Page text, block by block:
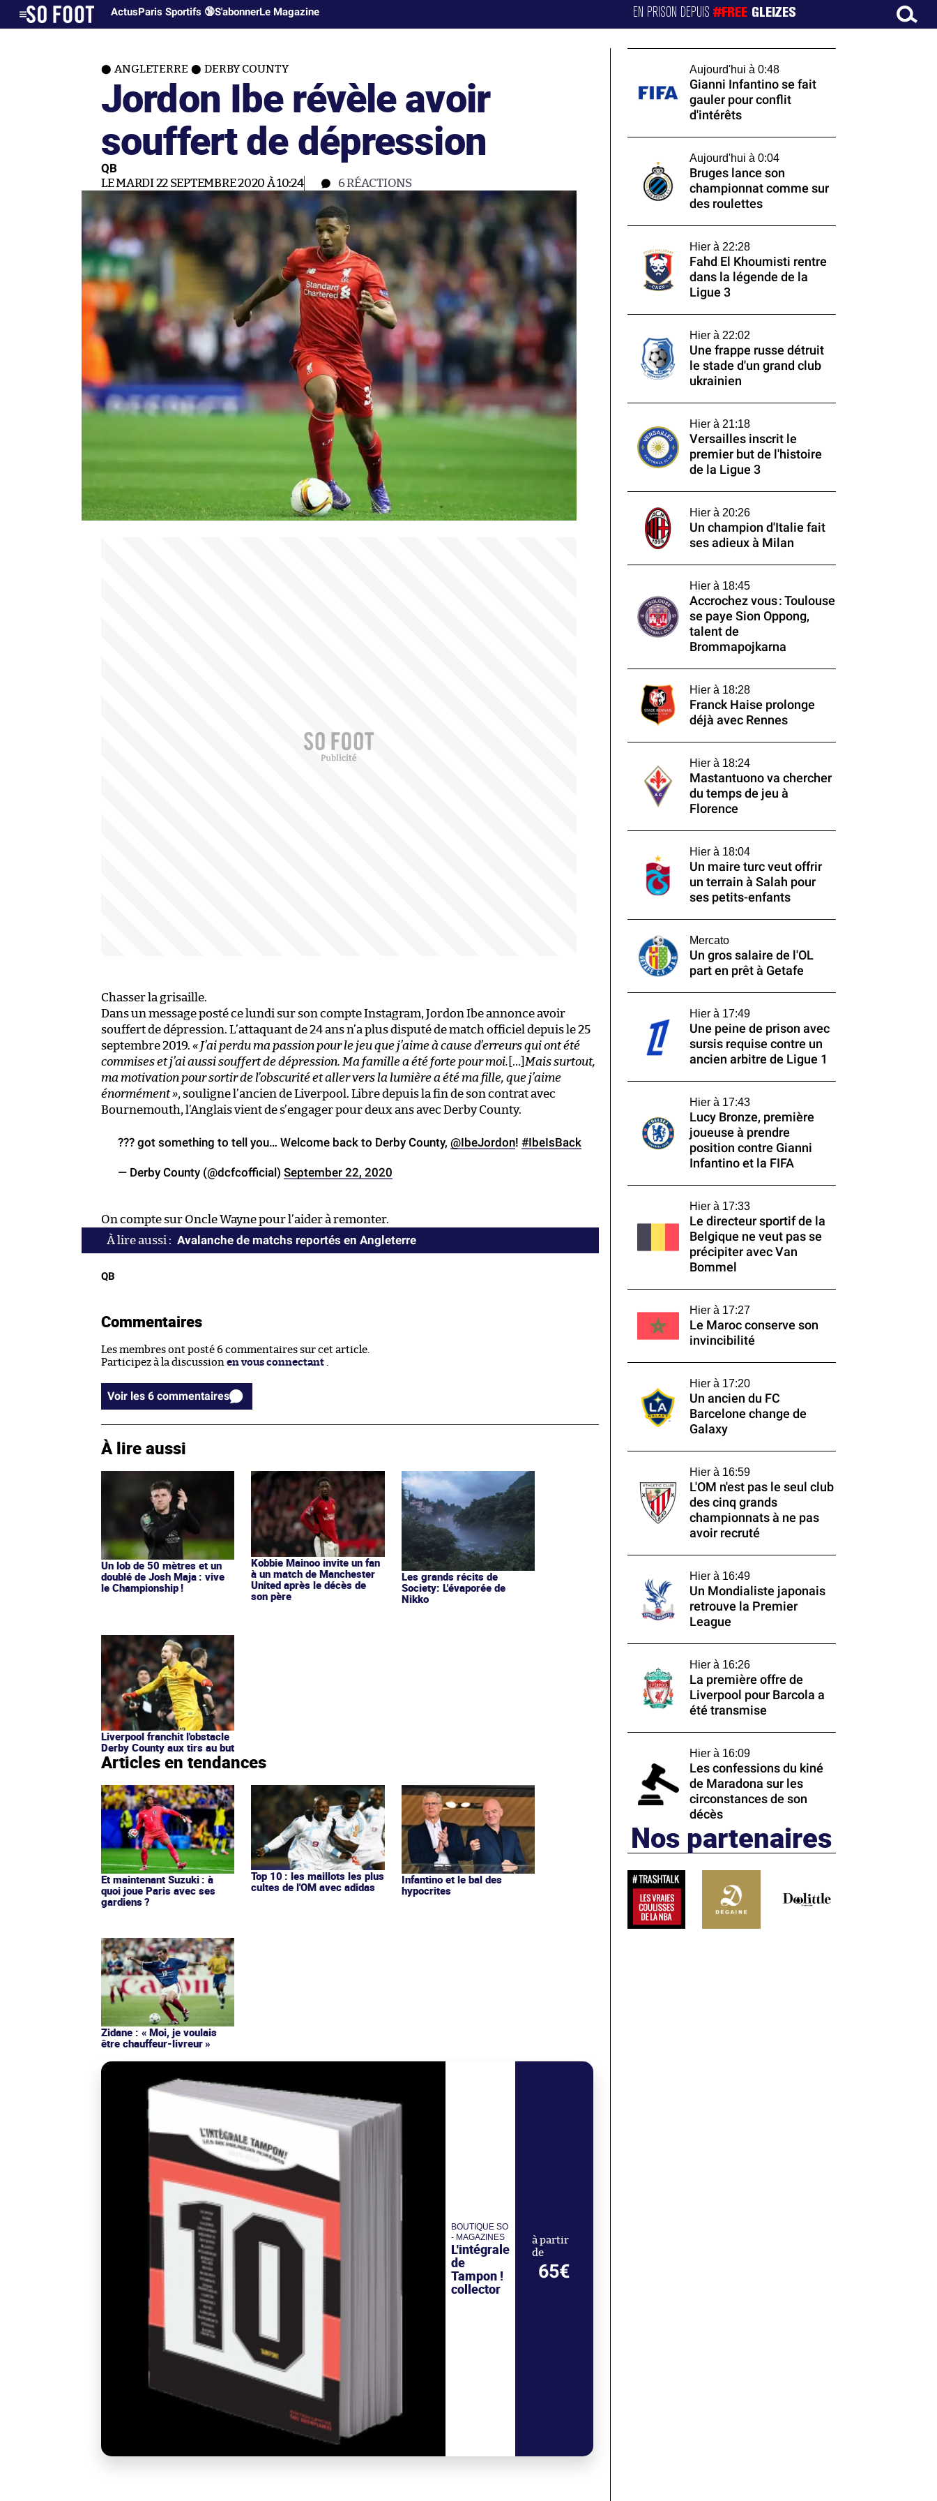
ActusParis Sportifs 🔞S'abonnerLe Magazine EN PRISON DEPUIS#FREE GLEIZES
ANGLETERRE DERBY COUNTY
Jordon Ibe révèle avoir
souffert de dépression
QB
LE MARDI 22 SEPTEMBRE 2020 À 10:24 6RÉACTIONS
Chasser la grisaille.
Dans un message posté ce lundi sur son compte Instagram, Jordon Ibe annonce avoir
souffert de dépression. L’attaquant de 24 ans n’a plus disputé de match officiel depuis le 25
septembre 2019. « J’ai perdu ma passion pour le jeu que j’aime à cause d’erreurs qui ont été
commises et j’ai aussi souffert de dépression. Ma famille a été forte pour moi. […] Mais surtout,
ma motivation pour sortir de l’obscurité et aller vers la lumière a été ma fille, que j’aime
énormément », souligne l’ancien de Liverpool. Libre depuis la fin de son contrat avec
Bournemouth, l’Anglais vient de s’engager pour deux ans avec Derby County.
??? got something to tell you… Welcome back to Derby County, @IbeJordon! #IbeIsBack
— Derby County (@dcfcofficial) September 22, 2020
On compte sur Oncle Wayne pour l’aider à remonter.
Avalanche de matchs reportés en Angleterre
QB
Commentaires
Les membres ont posté 6 commentaires sur cet article.
Participez à la discussion en vous connectant .
Voir les 6 commentaires
À lire aussi
Un lob de 50 mètres et un
doublé de Josh Maja : vive
le Championship !
Kobbie Mainoo invite un fan
à un match de Manchester
United après le décès de
son père
Les grands récits de
Society: L'évaporée de
Nikko
Liverpool franchit l'obstacle
Derby County aux tirs au but
Articles en tendances
Et maintenant Suzuki : à
quoi joue Paris avec ses
gardiens ?
Top 10 : les maillots les plus
cultes de l'OM avec adidas
Infantino et le bal des
hypocrites
Zidane : « Moi, je voulais
être chauffeur-livreur »
BOUTIQUE SO
- MAGAZINES
L'intégrale
de
Tampon !
collector
à partir
de
65€
Aujourd'hui à 0:48
Gianni Infantino se fait
gauler pour conflit
d'intérêts
Aujourd'hui à 0:04
Bruges lance son
championnat comme sur
des roulettes
Hier à 22:28
Fahd El Khoumisti rentre
dans la légende de la
Ligue 3
Hier à 22:02
Une frappe russe détruit
le stade d'un grand club
ukrainien
Hier à 21:18
Versailles inscrit le
premier but de l'histoire
de la Ligue 3
Hier à 20:26
Un champion d'Italie fait
ses adieux à Milan
Hier à 18:45
Accrochez vous : Toulouse
se paye Sion Oppong,
talent de
Brommapojkarna
Hier à 18:28
Franck Haise prolonge
déjà avec Rennes
Hier à 18:24
Mastantuono va chercher
du temps de jeu à
Florence
Hier à 18:04
Un maire turc veut offrir
un terrain à Salah pour
ses petits-enfants
Mercato
Un gros salaire de l'OL
part en prêt à Getafe
Hier à 17:49
Une peine de prison avec
sursis requise contre un
ancien arbitre de Ligue 1
Hier à 17:43
Lucy Bronze, première
joueuse à prendre
position contre Gianni
Infantino et la FIFA
Hier à 17:33
Le directeur sportif de la
Belgique ne veut pas se
précipiter avec Van
Bommel
Hier à 17:27
Le Maroc conserve son
invincibilité
Hier à 17:20
Un ancien du FC
Barcelone change de
Galaxy
Hier à 16:59
L'OM n'est pas le seul club
des cinq grands
championnats à ne pas
avoir recruté
Hier à 16:49
Un Mondialiste japonais
retrouve la Premier
League
Hier à 16:26
La première offre de
Liverpool pour Barcola a
été transmise
Hier à 16:09
Les confessions du kiné
de Maradona sur les
circonstances de son
décès
Nos partenaires